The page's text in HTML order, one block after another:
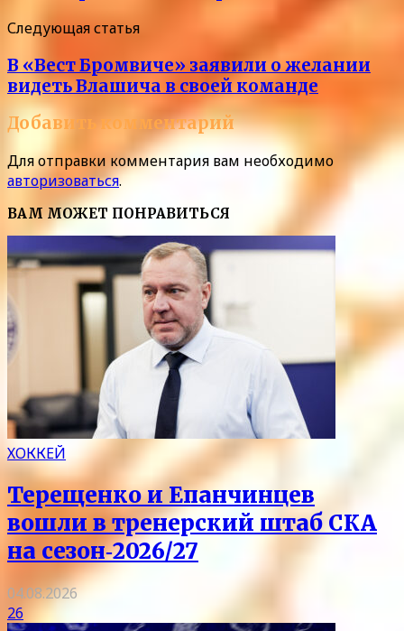
Следующая статья
В «Вест Бромвиче» заявили о желании
видеть Влашича в своей команде
Добавить комментарий
Для отправки комментария вам необходимо
авторизоваться.
ВАМ МОЖЕТ ПОНРАВИТЬСЯ
ХОККЕЙ
Терещенко и Епанчинцев
вошли в тренерский штаб СКА
на сезон‑2026/27
04.08.2026
26